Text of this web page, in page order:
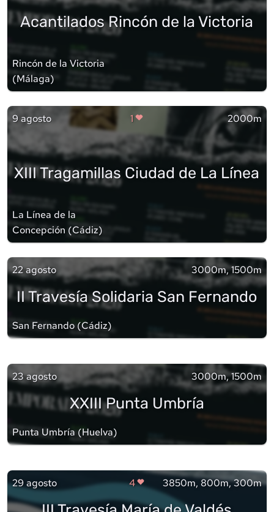
Acantilados Rincón de la Victoria
Rincón de la Victoria
(Málaga)
9 agosto 1 2000m
XIII Tragamillas Ciudad de La Línea
La Línea de la
Concepción (Cádiz)
22 agosto 3000m, 1500m
II Travesía Solidaria San Fernando
San Fernando (Cádiz)
23 agosto 3000m, 1500m
XXIII Punta Umbría
Punta Umbría (Huelva)
29 agosto 4 3850m, 800m, 300m